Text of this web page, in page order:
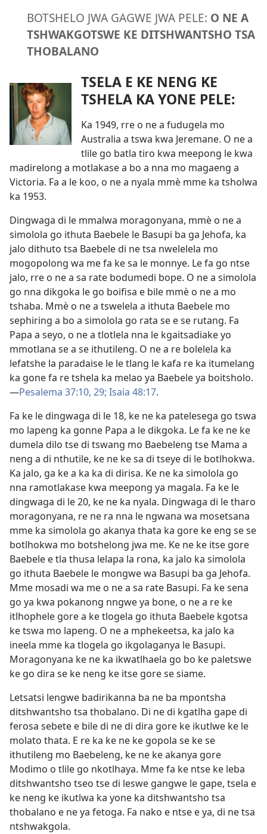
BOTSHELO JWA GAGWE JWA PELE: O NE A
TSHWAKGOTSWE KE DITSHWANTSHO TSA
THOBALANO
TSELA E KE NENG KE
TSHELA KA YONE PELE:
Ka 1949, rre o ne a fudugela mo
Australia a tswa kwa Jeremane. O ne a
tlile go batla tiro kwa meepong le kwa
madirelong a motlakase a bo a nna mo magaeng a
Victoria. Fa a le koo, o ne a nyala mmè mme ka tsholwa
ka 1953.
Dingwaga di le mmalwa moragonyana, mmè o ne a
simolola go ithuta Baebele le Basupi ba ga Jehofa, ka
jalo dithuto tsa Baebele di ne tsa nwelelela mo
mogopolong wa me fa ke sa le monnye. Le fa go ntse
jalo, rre o ne a sa rate bodumedi bope. O ne a simolola
go nna dikgoka le go boifisa e bile mmè o ne a mo
tshaba. Mmè o ne a tswelela a ithuta Baebele mo
sephiring a bo a simolola go rata se e se rutang. Fa
Papa a seyo, o ne a tlotlela nna le kgaitsadiake yo
mmotlana se a se ithutileng. O ne a re bolelela ka
lefatshe la paradaise le le tlang le kafa re ka itumelang
ka gone fa re tshela ka melao ya Baebele ya boitsholo.
—Pesalema 37:10, 29; Isaia 48:17.
Fa ke le dingwaga di le 18, ke ne ka patelesega go tswa
mo lapeng ka gonne Papa a le dikgoka. Le fa ke ne ke
dumela dilo tse di tswang mo Baebeleng tse Mama a
neng a di nthutile, ke ne ke sa di tseye di le botlhokwa.
Ka jalo, ga ke a ka ka di dirisa. Ke ne ka simolola go
nna ramotlakase kwa meepong ya magala. Fa ke le
dingwaga di le 20, ke ne ka nyala. Dingwaga di le tharo
moragonyana, re ne ra nna le ngwana wa mosetsana
mme ka simolola go akanya thata ka gore ke eng se se
botlhokwa mo botshelong jwa me. Ke ne ke itse gore
Baebele e tla thusa lelapa la rona, ka jalo ka simolola
go ithuta Baebele le mongwe wa Basupi ba ga Jehofa.
Mme mosadi wa me o ne a sa rate Basupi. Fa ke sena
go ya kwa pokanong nngwe ya bone, o ne a re ke
itlhophele gore a ke tlogela go ithuta Baebele kgotsa
ke tswa mo lapeng. O ne a mphekeetsa, ka jalo ka
ineela mme ka tlogela go ikgolaganya le Basupi.
Moragonyana ke ne ka ikwatlhaela go bo ke paletswe
ke go dira se ke neng ke itse gore se siame.
Letsatsi lengwe badirikanna ba ne ba mpontsha
ditshwantsho tsa thobalano. Di ne di kgatlha gape di
ferosa sebete e bile di ne di dira gore ke ikutlwe ke le
molato thata. E re ka ke ne ke gopola se ke se
ithutileng mo Baebeleng, ke ne ke akanya gore
Modimo o tlile go nkotlhaya. Mme fa ke ntse ke leba
ditshwantsho tseo tse di leswe gangwe le gape, tsela e
ke neng ke ikutlwa ka yone ka ditshwantsho tsa
thobalano e ne ya fetoga. Fa nako e ntse e ya, di ne tsa
ntshwakgola.